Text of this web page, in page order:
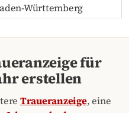
Württemberg
für
erstellen
Traueranzeige, eine